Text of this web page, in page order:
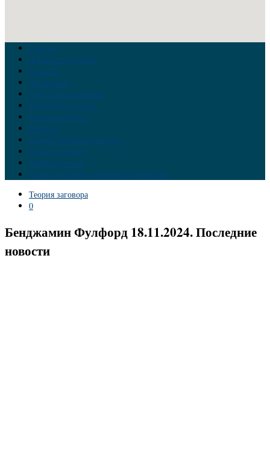
Главная
Война на Украине
Новости
Аналитика
Тайны Геополитики
Российские элиты
Теория заговора
Украина
Новый Мировой Порядок
Тайны истории
Обратная связь
Правила комментирования материалов
Теория заговора
0
Бенджамин Фулфорд 18.11.2024. Последние
новости